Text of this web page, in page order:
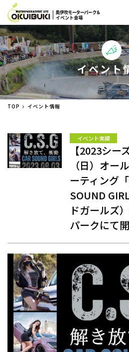
イベント
TOP イベント情報
イベント実績
【2023シー
（日）オー
ーティング
SOUND
ドガールズ
パークにて